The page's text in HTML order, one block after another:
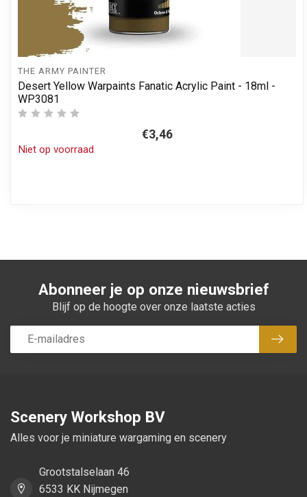
THE ARMY PAINTER
Desert Yellow Warpaints Fanatic Acrylic Paint - 18ml -
WP3081
€3,46
Niet op voorraad
Abonneer je op onze nieuwsbrief
Blijf op de hoogte over onze laatste acties
Scenery Workshop BV
Alles voor je miniature wargaming en scenery
Grootstalselaan 46
6533 KK Nijmegen